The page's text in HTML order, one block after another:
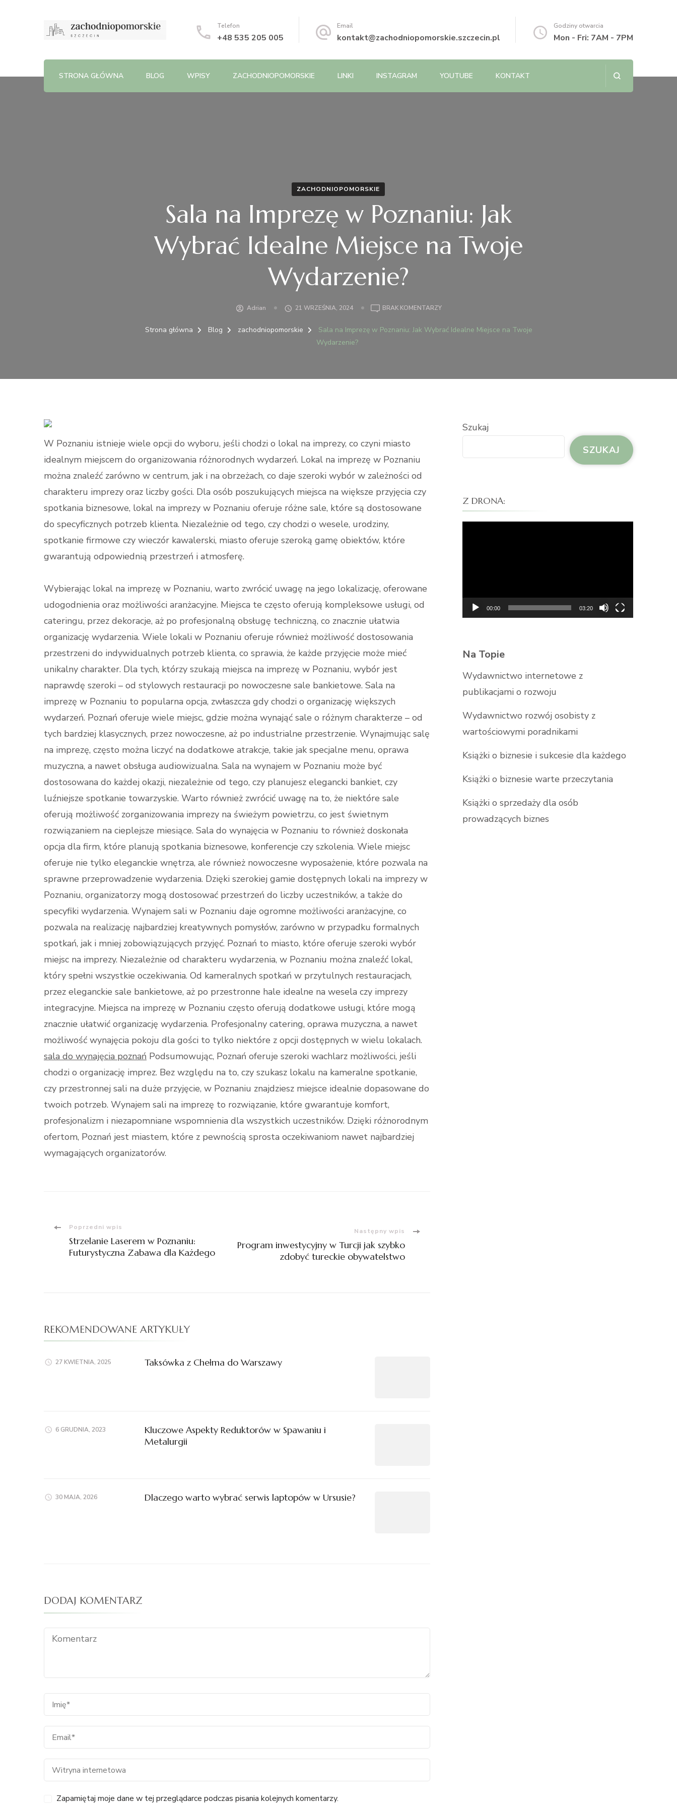
Telefon
+48 535 205 005
Email
kontakt@zachodniopomorskie.szczecin.pl
Godziny otwarcia
Mon - Fri: 7AM - 7PM
STRONA GŁÓWNA BLOG WPISY ZACHODNIOPOMORSKIE LINKI INSTAGRAM YOUTUBE KONTAKT
ZACHODNIOPOMORSKIE
Sala na Imprezę w Poznaniu: Jak
Wybrać Idealne Miejsce na Twoje
Wydarzenie?
Adrian 21 WRZEŚNIA, 2024 BRAK KOMENTARZYDO
NA
WYBRAĆ
TWOJE
WYDARZENIE?
Strona główna Blog zachodniopomorskie
Sala na Imprezę w Poznaniu: Jak Wybrać Idealne Miejsce na Twoje
Wydarzenie?
W Poznaniu istnieje wiele opcji do wyboru, jeśli chodzi o lokal na imprezy, co czyni miasto
idealnym miejscem do organizowania różnorodnych wydarzeń. Lokal na imprezę w Poznaniu
można znaleźć zarówno w centrum, jak i na obrzeżach, co daje szeroki wybór w zależności od
charakteru imprezy oraz liczby gości. Dla osób poszukujących miejsca na większe przyjęcia czy
spotkania biznesowe, lokal na imprezy w Poznaniu oferuje różne sale, które są dostosowane
do specyficznych potrzeb klienta. Niezależnie od tego, czy chodzi o wesele, urodziny,
spotkanie firmowe czy wieczór kawalerski, miasto oferuje szeroką gamę obiektów, które
gwarantują odpowiednią przestrzeń i atmosferę.
Wybierając lokal na imprezę w Poznaniu, warto zwrócić uwagę na jego lokalizację, oferowane
udogodnienia oraz możliwości aranżacyjne. Miejsca te często oferują kompleksowe usługi, od
cateringu, przez dekoracje, aż po profesjonalną obsługę techniczną, co znacznie ułatwia
organizację wydarzenia. Wiele lokali w Poznaniu oferuje również możliwość dostosowania
przestrzeni do indywidualnych potrzeb klienta, co sprawia, że każde przyjęcie może mieć
unikalny charakter. Dla tych, którzy szukają miejsca na imprezę w Poznaniu, wybór jest
naprawdę szeroki – od stylowych restauracji po nowoczesne sale bankietowe. Sala na
imprezę w Poznaniu to popularna opcja, zwłaszcza gdy chodzi o organizację większych
wydarzeń. Poznań oferuje wiele miejsc, gdzie można wynająć sale o różnym charakterze – od
tych bardziej klasycznych, przez nowoczesne, aż po industrialne przestrzenie. Wynajmując salę
na imprezę, często można liczyć na dodatkowe atrakcje, takie jak specjalne menu, oprawa
muzyczna, a nawet obsługa audiowizualna. Sala na wynajem w Poznaniu może być
dostosowana do każdej okazji, niezależnie od tego, czy planujesz elegancki bankiet, czy
luźniejsze spotkanie towarzyskie. Warto również zwrócić uwagę na to, że niektóre sale
oferują możliwość zorganizowania imprezy na świeżym powietrzu, co jest świetnym
rozwiązaniem na cieplejsze miesiące. Sala do wynajęcia w Poznaniu to również doskonała
opcja dla firm, które planują spotkania biznesowe, konferencje czy szkolenia. Wiele miejsc
oferuje nie tylko eleganckie wnętrza, ale również nowoczesne wyposażenie, które pozwala na
sprawne przeprowadzenie wydarzenia. Dzięki szerokiej gamie dostępnych lokali na imprezy w
Poznaniu, organizatorzy mogą dostosować przestrzeń do liczby uczestników, a także do
specyfiki wydarzenia. Wynajem sali w Poznaniu daje ogromne możliwości aranżacyjne, co
pozwala na realizację najbardziej kreatywnych pomysłów, zarówno w przypadku formalnych
spotkań, jak i mniej zobowiązujących przyjęć. Poznań to miasto, które oferuje szeroki wybór
miejsc na imprezy. Niezależnie od charakteru wydarzenia, w Poznaniu można znaleźć lokal,
który spełni wszystkie oczekiwania. Od kameralnych spotkań w przytulnych restauracjach,
przez eleganckie sale bankietowe, aż po przestronne hale idealne na wesela czy imprezy
integracyjne. Miejsca na imprezę w Poznaniu często oferują dodatkowe usługi, które mogą
znacznie ułatwić organizację wydarzenia. Profesjonalny catering, oprawa muzyczna, a nawet
możliwość wynajęcia pokoju dla gości to tylko niektóre z opcji dostępnych w wielu lokalach.
sala do wynajęcia poznań Podsumowując, Poznań oferuje szeroki wachlarz możliwości, jeśli
chodzi o organizację imprez. Bez względu na to, czy szukasz lokalu na kameralne spotkanie,
czy przestronnej sali na duże przyjęcie, w Poznaniu znajdziesz miejsce idealnie dopasowane do
twoich potrzeb. Wynajem sali na imprezę to rozwiązanie, które gwarantuje komfort,
profesjonalizm i niezapomniane wspomnienia dla wszystkich uczestników. Dzięki różnorodnym
ofertom, Poznań jest miastem, które z pewnością sprosta oczekiwaniom nawet najbardziej
wymagających organizatorów.
Nawigacja
wpisu
Poprzedni wpis
Strzelanie Laserem w Poznaniu:
Futurystyczna Zabawa dla Każdego
Następny wpis
Program inwestycyjny w Turcji jak szybko
zdobyć tureckie obywatelstwo
REKOMENDOWANE ARTYKUŁY
27 KWIETNIA, 2025 Taksówka z Chełma do Warszawy
6 GRUDNIA, 2023
Kluczowe Aspekty Reduktorów w Spawaniu i
Metalurgii
30 MAJA, 2026 Dlaczego warto wybrać serwis laptopów w Ursusie?
DODAJ KOMENTARZ
Zapamiętaj moje dane w tej przeglądarce podczas pisania kolejnych komentarzy.
Szukaj
SZUKAJ
Z DRONA:
00:00 03:20
Na Topie
Wydawnictwo internetowe z
publikacjami o rozwoju
Wydawnictwo rozwój osobisty z
wartościowymi poradnikami
Książki o biznesie i sukcesie dla każdego
Książki o biznesie warte przeczytania
Książki o sprzedaży dla osób
prowadzących biznes